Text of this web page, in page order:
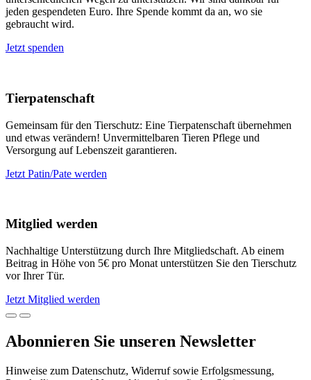
jeden gespendeten Euro. Ihre Spende kommt da an, wo sie
gebraucht wird.
Jetzt spenden
Tierpatenschaft
Gemeinsam für den Tierschutz: Eine Tierpatenschaft übernehmen
und etwas verändern! Unvermittelbaren Tieren Pflege und
Versorgung auf Lebenszeit garantieren.
Jetzt Patin/Pate werden
Mitglied werden
Nachhaltige Unterstützung durch Ihre Mitgliedschaft. Ab einem
Beitrag in Höhe von 5€ pro Monat unterstützen Sie den Tierschutz
vor Ihrer Tür.
Jetzt Mitglied werden
Abonnieren Sie unseren Newsletter
Hinweise zum Datenschutz, Widerruf sowie Erfolgsmessung,